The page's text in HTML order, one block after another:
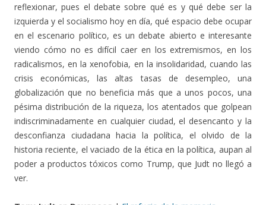
reflexionar, pues el debate sobre qué es y qué debe ser la
izquierda y el socialismo hoy en día, qué espacio debe ocupar
en el escenario político, es un debate abierto e interesante
viendo cómo no es difícil caer en los extremismos, en los
radicalismos, en la xenofobia, en la insolidaridad, cuando las
crisis económicas, las altas tasas de desempleo, una
globalización que no beneficia más que a unos pocos, una
pésima distribución de la riqueza, los atentados que golpean
indiscriminadamente en cualquier ciudad, el desencanto y la
desconfianza ciudadana hacia la política, el olvido de la
historia reciente, el vaciado de la ética en la política, aupan al
poder a productos tóxicos como Trump, que Judt no llegó a
ver.